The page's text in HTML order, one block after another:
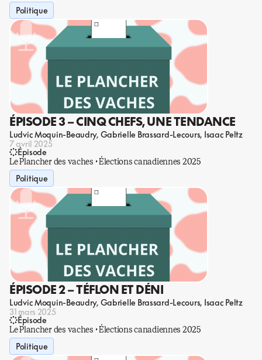
Politique
ÉPISODE 3 – CINQ CHEFS, UNE TENDANCE
Ludvic Moquin-Beaudry Gabrielle Brassard-Lecours Isaac Peltz
7 avril 2025
Épisode
Le Plancher des vaches · Élections canadiennes 2025
Politique
ÉPISODE 2 – TÉFLON ET DÉNI
Ludvic Moquin-Beaudry Gabrielle Brassard-Lecours Isaac Peltz
31 mars 2025
Épisode
Le Plancher des vaches · Élections canadiennes 2025
Politique